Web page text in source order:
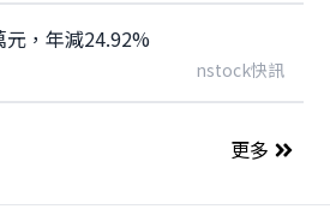
元，年減24.92%
nstock快訊
更多